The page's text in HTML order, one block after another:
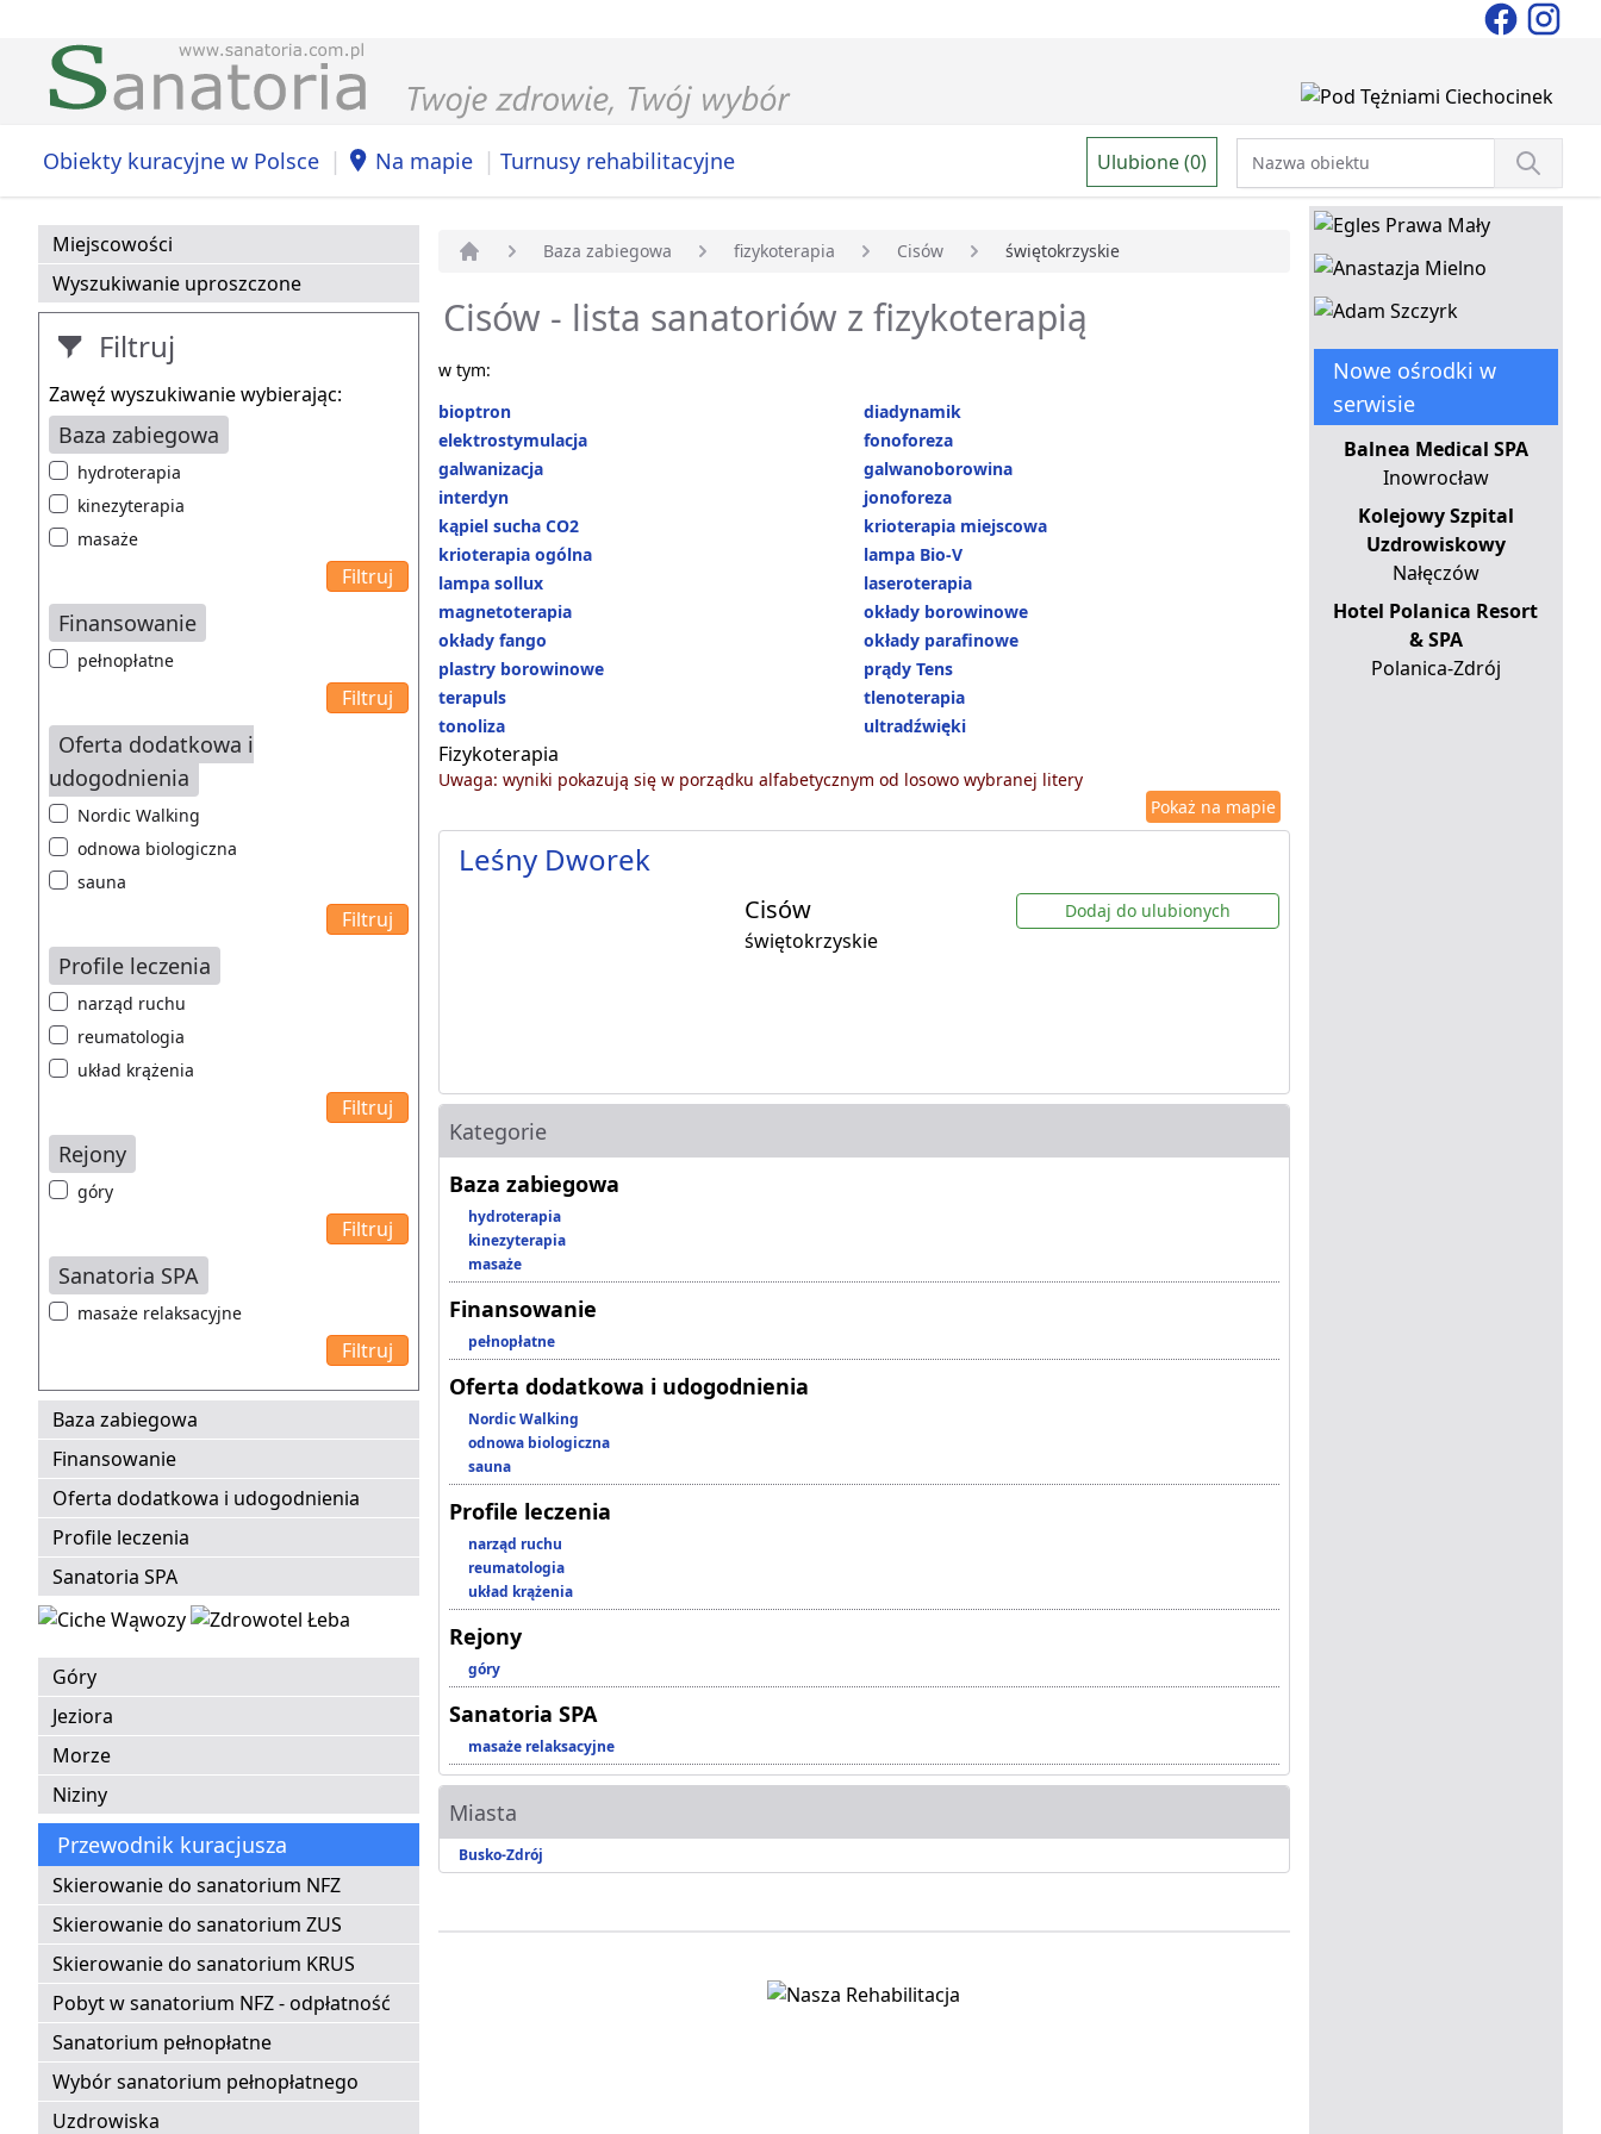
Obiekty kuracyjne w Polsce | Na mapie | Turnusy rehabilitacyjne Ulubione (0)
Miejscowości
Wyszukiwanie uproszczone
Filtruj
Zawęź wyszukiwanie wybierając:
Baza zabiegowa
hydroterapia
kinezyterapia
masaże
Finansowanie
pełnopłatne
Oferta dodatkowa i
udogodnienia
Nordic Walking
odnowa biologiczna
sauna
Profile leczenia
narząd ruchu
reumatologia
układ krążenia
Rejony
góry
Sanatoria SPA
masaże relaksacyjne
Baza zabiegowa
Finansowanie
Oferta dodatkowa i udogodnienia
Profile leczenia
Sanatoria SPA
Góry
Jeziora
Morze
Niziny
Przewodnik kuracjusza
Skierowanie do sanatorium NFZ
Skierowanie do sanatorium ZUS
Skierowanie do sanatorium KRUS
Pobyt w sanatorium NFZ - odpłatność
Sanatorium pełnopłatne
Wybór sanatorium pełnopłatnego
Uzdrowiska
Baza zabiegowa fizykoterapia Cisów świętokrzyskie
Cisów - lista sanatoriów z fizykoterapią
w tym:
bioptron
diadynamik
elektrostymulacja
fonoforeza
galwanizacja
galwanoborowina
interdyn
jonoforeza
kąpiel sucha CO2
krioterapia miejscowa
krioterapia ogólna
lampa Bio-V
lampa sollux
laseroterapia
magnetoterapia
okłady borowinowe
okłady fango
okłady parafinowe
plastry borowinowe
prądy Tens
terapuls
tlenoterapia
tonoliza
ultradźwięki
Fizykoterapia
Uwaga: wyniki pokazują się w porządku alfabetycznym od losowo wybranej litery
Pokaż na mapie
Leśny Dworek
Cisów
świętokrzyskie
Dodaj do ulubionych
Kategorie
Baza zabiegowa
hydroterapia
kinezyterapia
masaże
Finansowanie
pełnopłatne
Oferta dodatkowa i udogodnienia
Nordic Walking
odnowa biologiczna
sauna
Profile leczenia
narząd ruchu
reumatologia
układ krążenia
Rejony
góry
Sanatoria SPA
masaże relaksacyjne
Miasta
Busko-Zdrój
Nowe ośrodki w
serwisie
Balnea Medical SPA
Inowrocław
Kolejowy Szpital
Uzdrowiskowy
Nałęczów
Hotel Polanica Resort
& SPA
Polanica-Zdrój